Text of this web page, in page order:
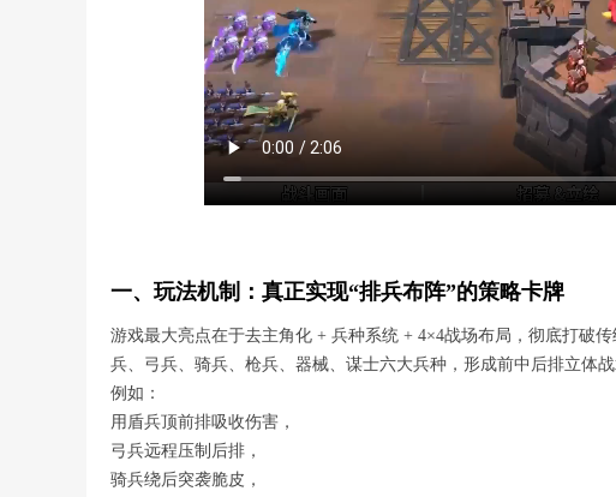
一、玩法机制：真正实现“排兵布阵”的策略卡牌
游戏最大亮点在于去主角化 + 兵种系统 + 4×4战场布局，彻底打破
兵、弓兵、骑兵、枪兵、器械、谋士六大兵种，形成前中后排立体战
例如：
用盾兵顶前排吸收伤害，
弓兵远程压制后排，
骑兵绕后突袭脆皮，